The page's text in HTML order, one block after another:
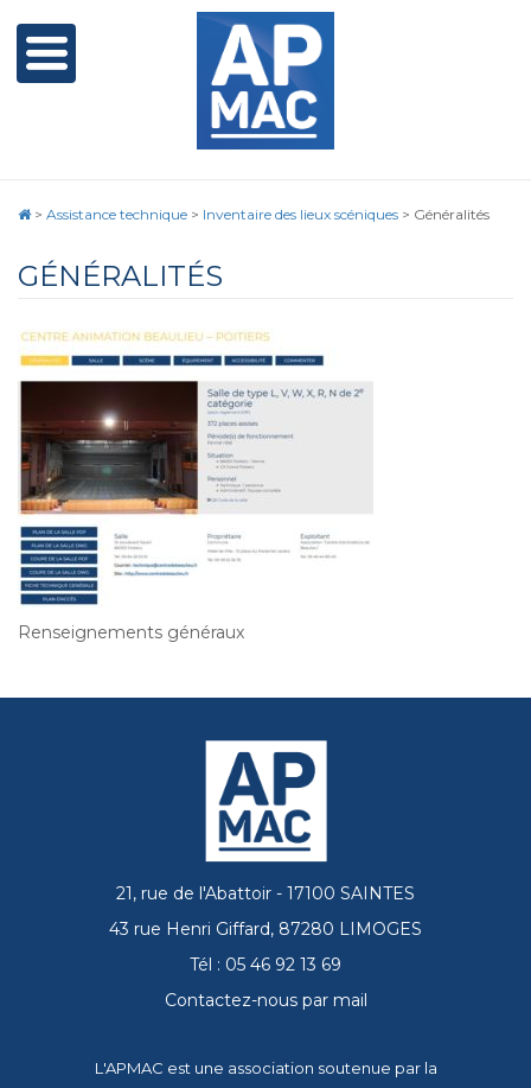
> Assistance technique > Inventaire des lieux scéniques > Généralités
GÉNÉRALITÉS
Renseignements généraux
21, rue de l'Abattoir - 17100 SAINTES
43 rue Henri Giffard, 87280 LIMOGES
Tél : 05 46 92 13 69
Contactez-nous par mail
L'APMAC est une association soutenue par la